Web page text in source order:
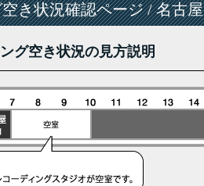
き状況確認ページ / 名古屋
グ空き状況の見方説明